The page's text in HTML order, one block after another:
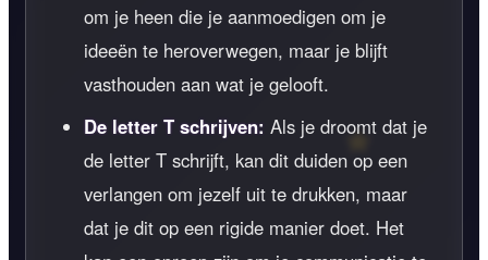
om je heen die je aanmoedigen om je
ideeën te heroverwegen, maar je blijft
vasthouden aan wat je gelooft.
De letter T schrijven: Als je droomt dat je
de letter T schrijft, kan dit duiden op een
verlangen om jezelf uit te drukken, maar
dat je dit op een rigide manier doet. Het